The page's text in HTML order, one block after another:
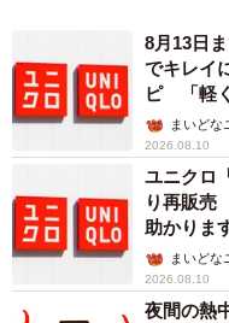
り押し出した構成にし
「それは、戦争の狂気
中と外、果たしてどち
ら『おかしい』と言わ
もで平和的で幸せなの
中で生きる人たちの人
リズムや展開、季節の
と中の対比を強調しまし
8月13日
でキレイ
ピ 「軽
の声まいどな
2026.08.10
ユニクロ
り再販売
助かりま
まいどな
2026.08.10
夜間の熱